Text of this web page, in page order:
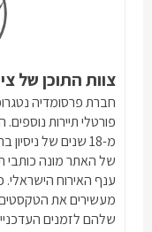
צוות התוכן של
חברת פרסומדיה
מ-18 שנים של
של האתר מונה כותבי
ענף האירוח הישראלי.
מעשירים את
שלהם לזמנים